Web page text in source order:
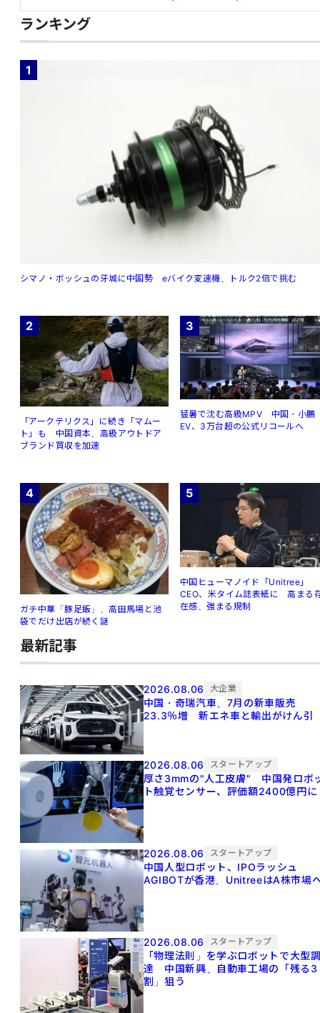
ランキング
1
シマノ・ボッシュの牙城に中国勢 eバイク変速機、トルク2倍で挑む
2
「アークテリクス」に続き「マムー
ト」も 中国資本、高級アウトドア
ブランド買収を加速
3
猛暑で沈む高級MPV 中国・小鵬
EV、3万台超の公式リコールへ
4
ガチ中華「豚足飯」、高田馬場と池
袋でだけ出店が続く謎
5
中国ヒューマノイド「Unitree」
CEO、米タイム誌表紙に 高まる
在感、強まる規制
最新記事
2026.08.06 大企業
中国・奇瑞汽車、7月の新車販売
23.3％増 新エネ車と輸出がけん引
2026.08.06 スタートアップ
厚さ3mmの"人工皮膚" 中国発ロボ
ト触覚センサー、評価額2400億円に
2026.08.06 スタートアップ
中国人型ロボット、IPOラッシュ
AGIBOTが香港、UnitreeはA株市場
2026.08.06 スタートアップ
「物理法則」を学ぶロボットで大型
達 中国新興、自動車工場の「残る3
割」狙う